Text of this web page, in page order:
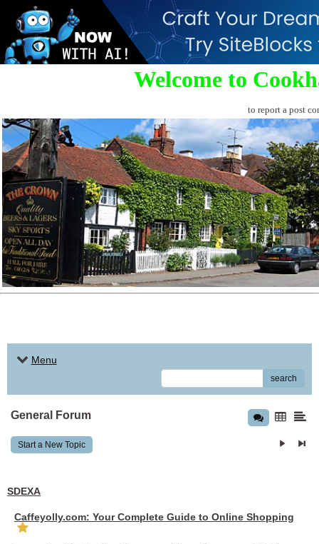
Welcome to
to report a post
Menu
search
General Forum
Start a New Topic
SDEXA
Caffeyolly.com: Your Complete Guide to Online Shopping